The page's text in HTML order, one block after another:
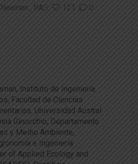
IIAS 121 0
Instituto de Ingeniería
Facultad de Ciencias
Universidad Austral
Ginocchio, Departamento
y Medio Ambiente,
e Ingeniería
of Applied Ecology and